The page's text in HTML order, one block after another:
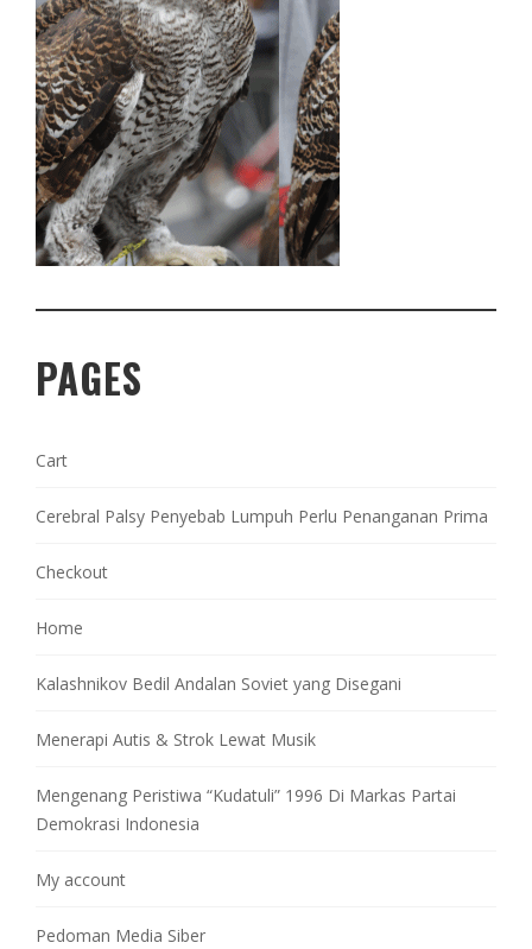
PAGES
Cart
Cerebral Palsy Penyebab Lumpuh Perlu Penanganan Prima
Checkout
Home
Kalashnikov Bedil Andalan Soviet yang Disegani
Menerapi Autis & Strok Lewat Musik
Mengenang Peristiwa “Kudatuli” 1996 Di Markas Partai
Demokrasi Indonesia
My account
Pedoman Media Siber